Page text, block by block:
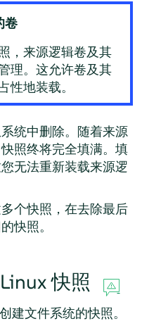
卷
，来源逻辑卷及其
理。这允许卷及其
性地装载。
统中删除。随着来源
照终将完全填满。填
无法重新装载来源逻
个快照，在去除最后
快照。
快照
建文件系统的快照。